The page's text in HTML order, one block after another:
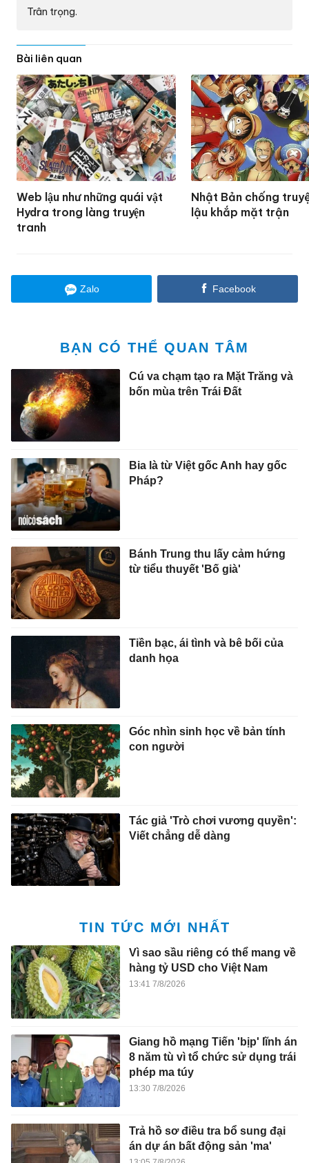
Trân trọng.
Bài liên quan
Web lậu như những quái vật
Hydra trong làng truyện
tranh
Nhật Bản chống
lậu khắp mặt trận
Zalo Facebook
BẠN CÓ THỂ QUAN TÂM
Cú va chạm tạo ra Mặt Trăng và
bốn mùa trên Trái Đất
Bia là từ Việt gốc Anh hay gốc
Pháp?
Bánh Trung thu lấy cảm hứng
từ tiểu thuyết 'Bố già'
Tiền bạc, ái tình và bê bối của
danh họa
Góc nhìn sinh học về bản tính
con người
Tác giả 'Trò chơi vương quyền':
Viết chẳng dễ dàng
TIN TỨC MỚI NHẤT
Vì sao sầu riêng có thể mang về
hàng tỷ USD cho Việt Nam
13:41 7/8/2026
Giang hồ mạng Tiến 'bịp' lĩnh án
8 năm tù vì tổ chức sử dụng trái
phép ma túy
13:30 7/8/2026
Trả hồ sơ điều tra bổ sung đại
án dự án bất động sản 'ma'